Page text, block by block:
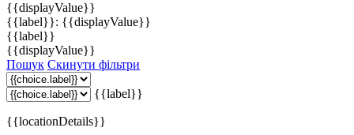
{{displayValue}}
{{label}}: {{displayValue}}
{{label}}
{{displayValue}}
Пошук Скинути фільтри
{{label}}
{{locationDetails}}